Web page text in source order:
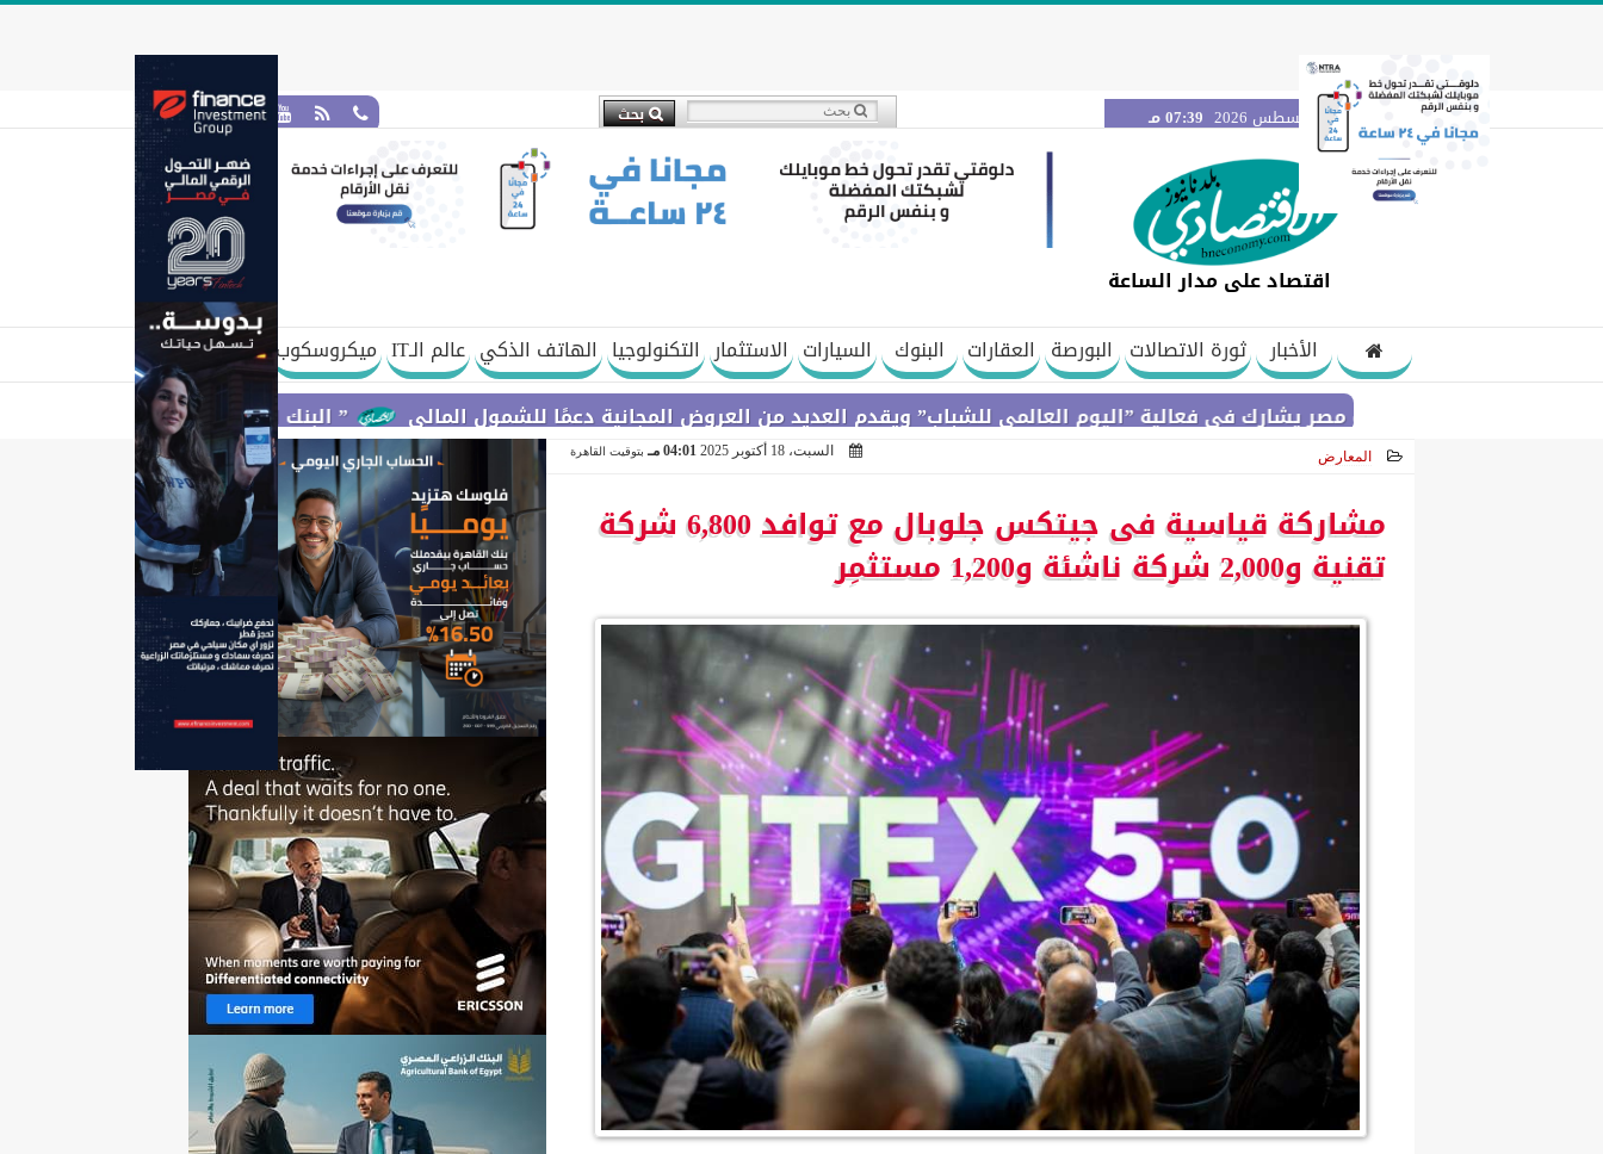
الجمعة 7 أغسطس 2026 07:39 مـ
اقتصاد على مدار الساعة
الأخبار
ثورة الاتصالات البورصة العقارات البنوك السيارات الاستثمار التكنولوجيا الهاتف الذكي عالم الـIT
ميكروسكوب
” البنك المركزي” : معدلات الشمول المالي تواصل ارتفاعها 79% من المواطنين يمتلكون حسابات نشطة
بنك مصر يشارك في فعالية ”اليوم العالمي للشباب” ويقدم العديد من العروض المجانية دعمًا للشمول المالي
المعارض السبت، 18 أكتوبر 2025 04:01 مـ بتوقيت القاهرة
مشاركة قياسية فى جيتكس جلوبال مع توافد 6,800 شركة
تقنية و2,000 شركة ناشئة و1,200 مستثمِر